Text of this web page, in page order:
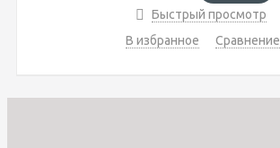
Быстрый просмотр
В избранное
Сравнение